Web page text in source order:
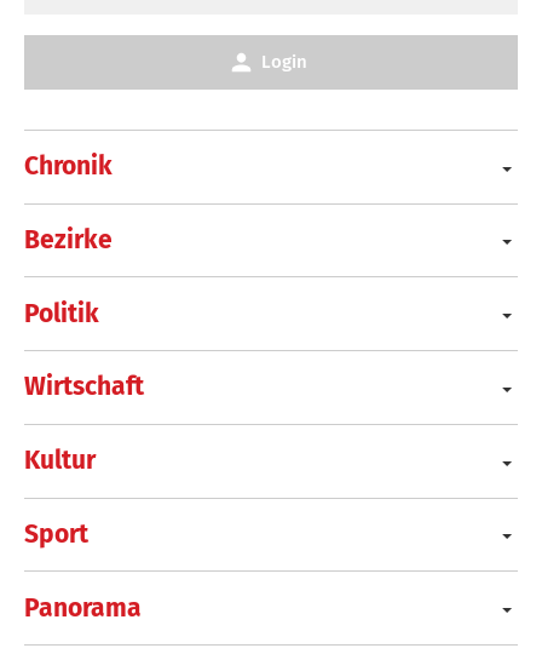
Chronik
Bezirke
Politik
Wirtschaft
Kultur
Sport
Panorama
Login